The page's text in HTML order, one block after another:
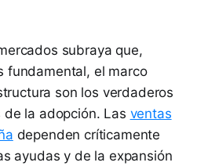
subraya que,
fundamental, el marco
son los verdaderos
la adopción. Las ventas
dependen críticamente
ayudas y de la expansión